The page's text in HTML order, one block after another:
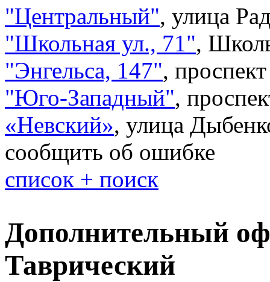
"Центральный", улица
"Школьная ул., 71",
"Энгельса, 147",
"Юго-Западный",
«Невский», улица
сообщить об ошибке
список + поиск
Дополнительный
Таврический